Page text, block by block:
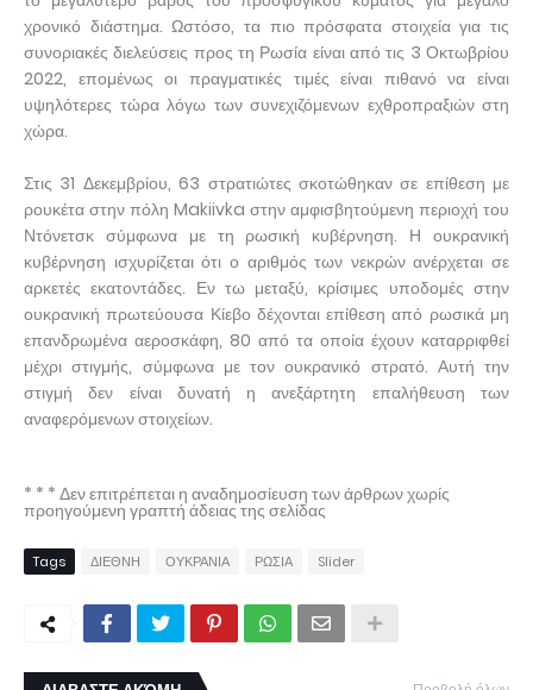
χρονικό διάστημα. Ωστόσο, τα πιο πρόσφατα στοιχεία για τις
συνοριακές διελεύσεις προς τη Ρωσία είναι από τις 3 Οκτωβρίου
2022, επομένως οι πραγματικές τιμές είναι πιθανό να είναι
υψηλότερες τώρα λόγω των συνεχιζόμενων εχθροπραξιών στη
χώρα.
Στις 31 Δεκεμβρίου, 63 στρατιώτες σκοτώθηκαν σε επίθεση με
ρουκέτα στην πόλη Makiivka στην αμφισβητούμενη περιοχή του
Ντόνετσκ σύμφωνα με τη ρωσική κυβέρνηση. Η ουκρανική
κυβέρνηση ισχυρίζεται ότι ο αριθμός των νεκρών ανέρχεται σε
αρκετές εκατοντάδες. Εν τω μεταξύ, κρίσιμες υποδομές στην
ουκρανική πρωτεύουσα Κίεβο δέχονται επίθεση από ρωσικά μη
επανδρωμένα αεροσκάφη, 80 από τα οποία έχουν καταρριφθεί
μέχρι στιγμής, σύμφωνα με τον ουκρανικό στρατό. Αυτή την
στιγμή δεν είναι δυνατή η ανεξάρτητη επαλήθευση των
αναφερόμενων στοιχείων.
* * * Δεν επιτρέπεται η αναδημοσίευση των άρθρων χωρίς
προηγούμενη γραπτή άδειας της σελίδας
Tags ΔΙΕΘΝΗ ΟΥΚΡΑΝΙΑ ΡΩΣΙΑ Slider